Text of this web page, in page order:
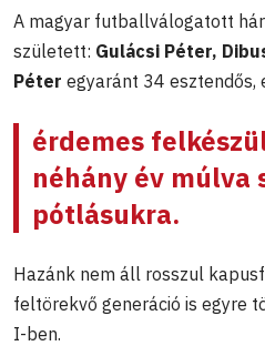
A magyar futballválogatott
született: Gulácsi Péter,
Péter egyaránt 34 esztendős,
érdemes
néhány év múlva
pótlásukra.
Hazánk nem áll rosszul
feltörekvő generáció is egyre
I-ben.